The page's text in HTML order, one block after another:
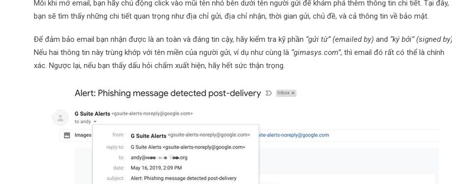
Mỗi khi mở email, bạn hãy chủ động click vào mũi tên nhỏ bên dưới tên người gửi để khám phá thêm thông tin chi tiết. Tại đây,
bạn sẽ tìm thấy những chi tiết quan trọng như địa chỉ gửi, địa chỉ nhận, thời gian gửi, chủ đề, và cả thông tin về bảo mật.
Để đảm bảo email bạn nhận được là an toàn và đáng tin cậy, hãy kiểm tra kỹ phần “gửi từ” (emailed by) and “ký bởi” (signed
Nếu hai thông tin này trùng khớp với tên miền của người gửi, ví dụ như cùng là “gimasys.com”, thì email đó rất có thể là chính
xác. Ngược lại, nếu bạn thấy dấu hỏi chấm xuất hiện, hãy hết sức thận trọng.